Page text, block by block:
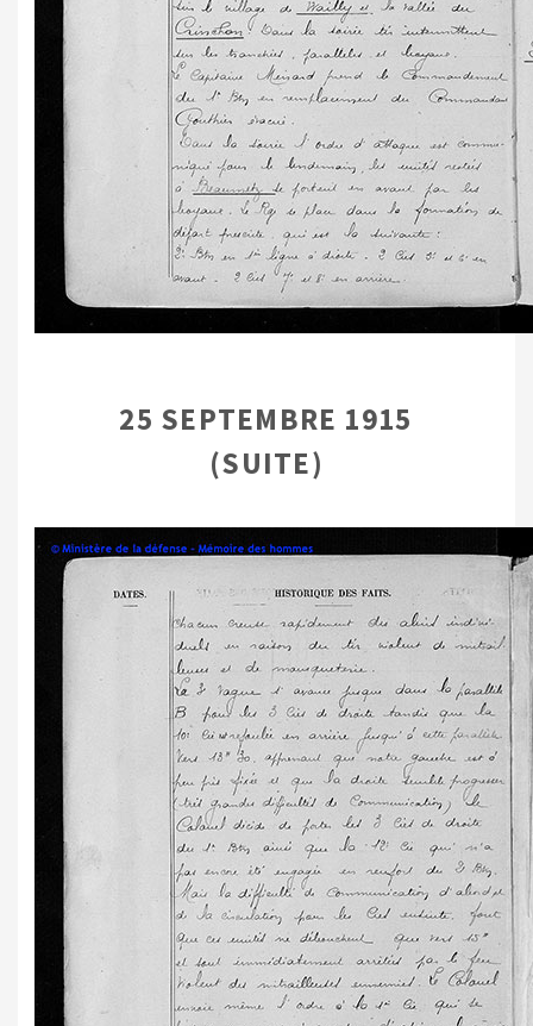
25 SEPTEMBRE 1915
(SUITE)